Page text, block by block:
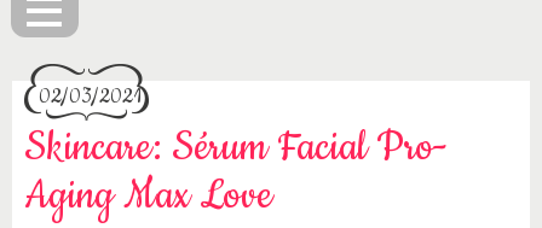
02/03/2021
Skincare: Sérum Facial Pro-
Aging Max Love